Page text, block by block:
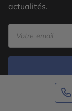
actualités.